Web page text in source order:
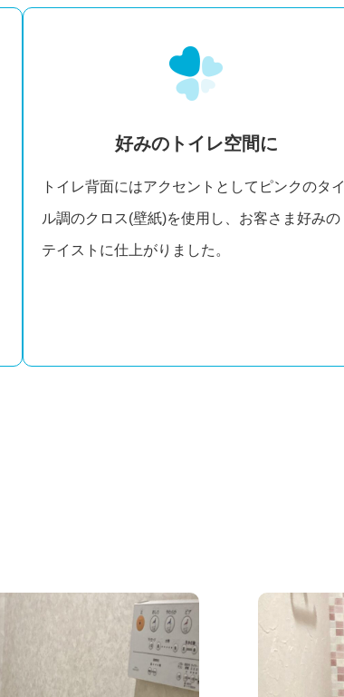
好みのトイレ空間に
トイレ背面にはアクセントとしてピンクのタイ
ル調のクロス(壁紙)を使用し、お客さま好みの
テイストに仕上がりました。